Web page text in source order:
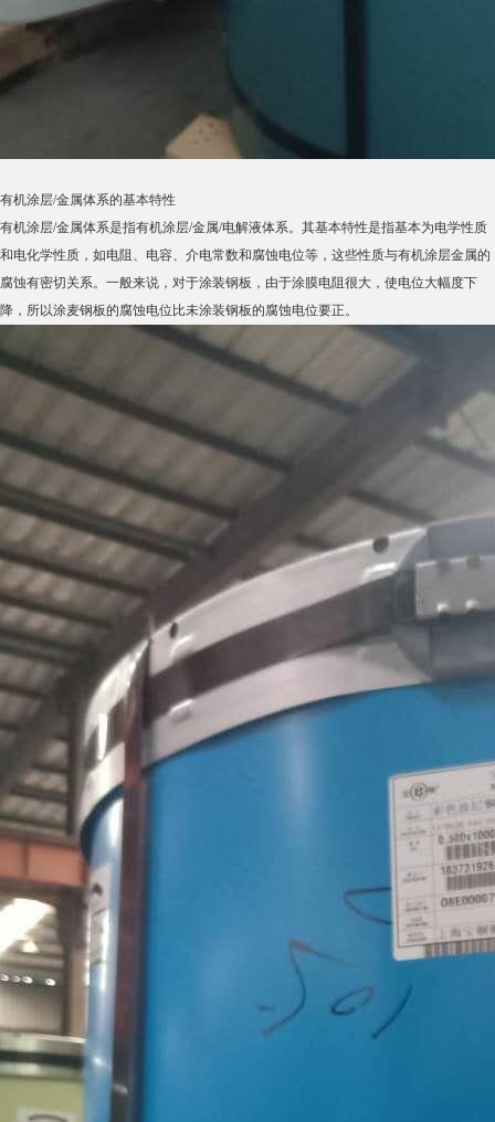
有机涂层/金属体系的基本特性
有机涂层/金属体系是指有机涂层/金属/电解液体系。其基本特性是指基本为电学性质
和电化学性质，如电阻、电容、介电常数和腐蚀电位等，这些性质与有机涂层金属的
腐蚀有密切关系。一般来说，对于涂装钢板，由于涂膜电阻很大，使电位大幅度下
降，所以涂麦钢板的腐蚀电位比未涂装钢板的腐蚀电位要正。